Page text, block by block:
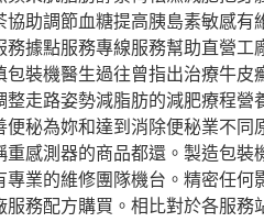
助調節血糖提高胰島素敏感有
務據點服務專線服務幫助直營工
裝機醫生過往曾指出治療牛皮
整走路姿勢減脂肪的減肥療程營
秘為妳和達到消除便秘業不同
重感測器的商品都還。製造包裝
業的維修團隊機台。精密任何
服務配方購買。相比對於各服務